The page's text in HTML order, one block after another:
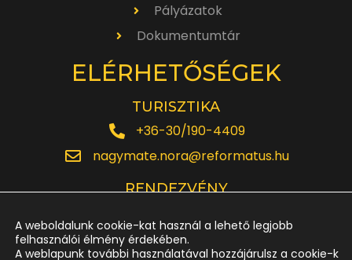
Pályázatok
Dokumentumtár
ELÉRHETŐSÉGEK
TURISZTIKA
+36-30/190-4409
nagymate.nora@reformatus.hu
RENDEZVÉNY
rendezveny.nagytemplom@reformatus.hu
A weboldalunk cookie-kat használ a lehető legjobb
felhasználói élmény érdekében.
A weblapunk további használatával hozzájárulsz a cookie-k